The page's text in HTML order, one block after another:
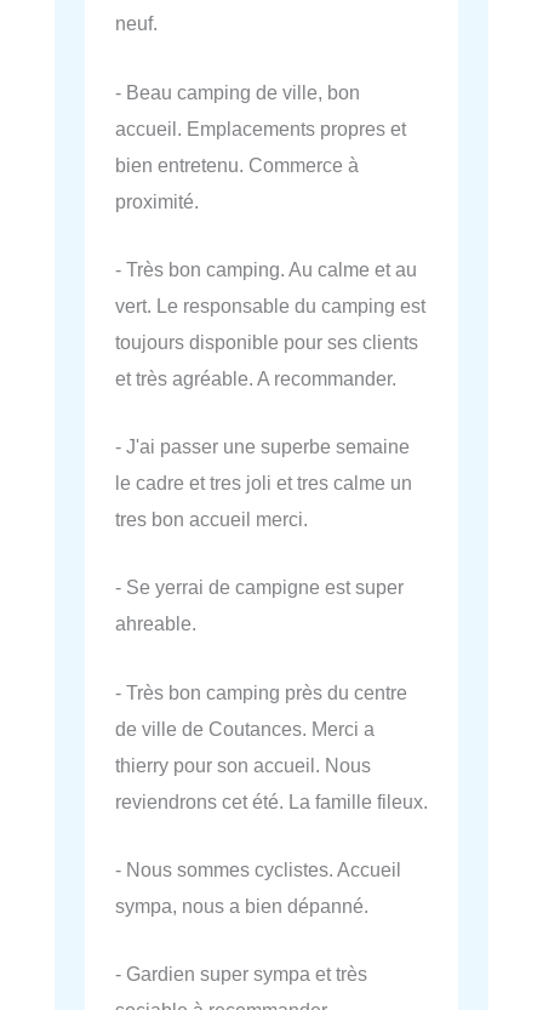
neuf.
- Beau camping de ville, bon
accueil. Emplacements propres et
bien entretenu. Commerce à
proximité.
- Très bon camping. Au calme et au
vert. Le responsable du camping est
toujours disponible pour ses clients
et très agréable. A recommander.
- J'ai passer une superbe semaine
le cadre et tres joli et tres calme un
tres bon accueil merci.
- Se yerrai de campigne est super
ahreable.
- Très bon camping près du centre
de ville de Coutances. Merci a
thierry pour son accueil. Nous
reviendrons cet été. La famille fileux.
- Nous sommes cyclistes. Accueil
sympa, nous a bien dépanné.
- Gardien super sympa et très